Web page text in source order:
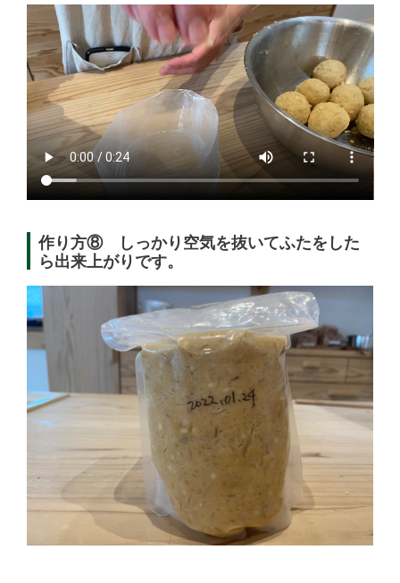
作り方⑧ しっかり空気を抜いてふたをした
ら出来上がりです。